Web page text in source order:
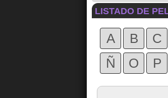
LISTADO DE
A B C
Ñ
O P